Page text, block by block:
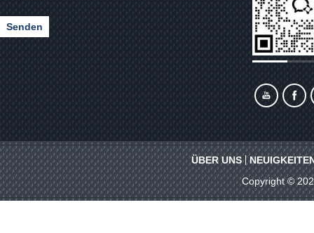
Senden
ÜBER UNS
Copyright ©